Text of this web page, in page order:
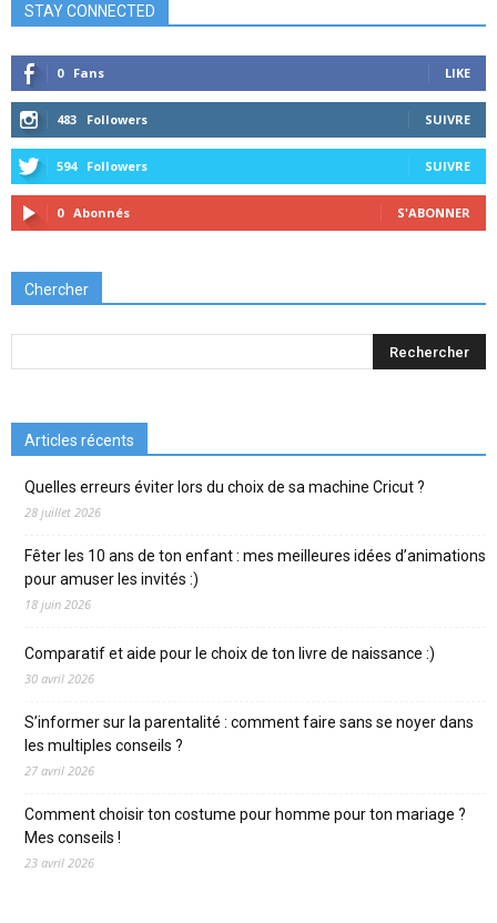
STAY CONNECTED
0 Fans LIKE
483 Followers SUIVRE
594 Followers SUIVRE
0 Abonnés S'ABONNER
Chercher
Articles récents
Quelles erreurs éviter lors du choix de sa machine Cricut ?
28 juillet 2026
Fêter les 10 ans de ton enfant : mes meilleures idées d’animations
pour amuser les invités :)
18 juin 2026
Comparatif et aide pour le choix de ton livre de naissance :)
30 avril 2026
S’informer sur la parentalité : comment faire sans se noyer dans
les multiples conseils ?
27 avril 2026
Comment choisir ton costume pour homme pour ton mariage ?
Mes conseils !
23 avril 2026